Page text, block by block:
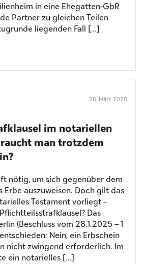
in eine Ehegatten-GbR
Partner zu gleichen Teilen
liegenden Fall […]
28. März 2025
im notariellen
man trotzdem
nötig, um sich gegenüber dem
auszuweisen. Doch gilt das
Testament vorliegt –
Das
(Beschluss vom 28.1.2025 – 1
Nein, ein Erbschein
nicht zwingend erforderlich. Im
ein notarielles […]